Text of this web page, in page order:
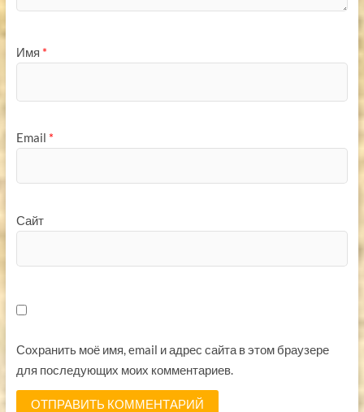
Имя *
Email *
Сайт
Сохранить моё имя, email и адрес сайта в этом браузере
для последующих моих комментариев.